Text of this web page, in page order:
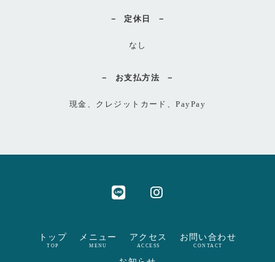
定休日
なし
お支払方法
現金、クレジットカード、PayPay
トップ
TOP
メニュー
MENU
アクセス
ACCESS
お問い合わせ
CONTACT